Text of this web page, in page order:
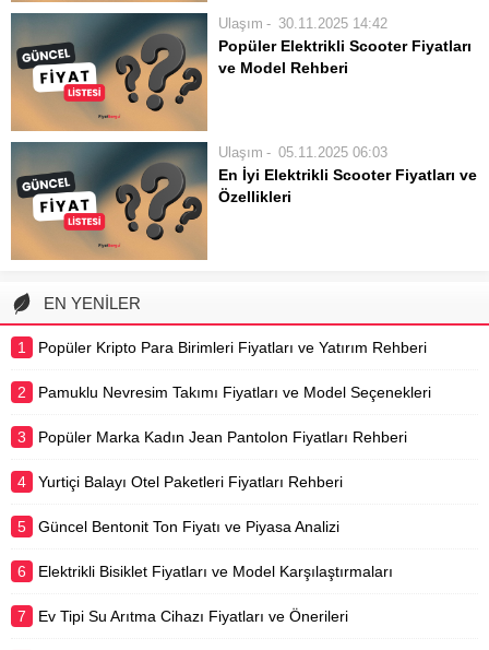
araçlar ve firmalar arasındaki fiyat
karşılaştırmaları, kullanıcıların
ihtiyaçlarına en uygun tercihi
Ulaşım 30.11.2025 14:42
Popüler Elektrikli Scooter Fiyatları
ve Model Rehberi
pratik ve çevre dostu bir alternatif
sunmaktadır. Trafik sıkışıklığından
kurtulmak, toplu taşımaya alternatif
Ulaşım 05.11.2025 06:03
En İyi Elektrikli Scooter Fiyatları ve
Özellikleri
hale getirmek ve...
EN YENİLER
1 Popüler Kripto Para Birimleri Fiyatları ve Yatırım Rehberi
2 Pamuklu Nevresim Takımı Fiyatları ve Model Seçenekleri
3 Popüler Marka Kadın Jean Pantolon Fiyatları Rehberi
4 Yurtiçi Balayı Otel Paketleri Fiyatları Rehberi
5 Güncel Bentonit Ton Fiyatı ve Piyasa Analizi
6 Elektrikli Bisiklet Fiyatları ve Model Karşılaştırmaları
7 Ev Tipi Su Arıtma Cihazı Fiyatları ve Önerileri